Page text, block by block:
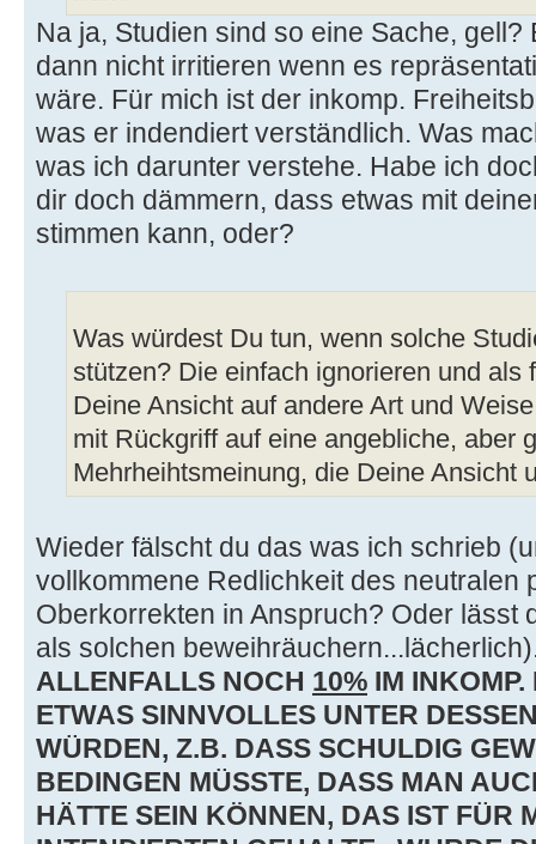
Na ja, Studien sind so eine Sache,
dann nicht irritieren wenn es
wäre. Für mich ist der inkomp.
was er indendiert verständlich. Was
was ich darunter verstehe. Habe ich
dir doch dämmern, dass etwas mit
stimmen kann, oder?
Was würdest Du tun, wenn solche
stützen? Die einfach ignorieren und als
Deine Ansicht auf andere Art und
mit Rückgriff auf eine angebliche, aber
Mehrheihtsmeinung, die Deine Ansicht
Wieder fälscht du das was ich schrieb
vollkommene Redlichkeit des neutralen
Oberkorrekten in Anspruch? Oder lässt
als solchen
ALLENFALLS NOCH 10% IM
ETWAS SINNVOLLES UNTER
WÜRDEN, Z.B. DASS SCHULDIG
BEDINGEN MÜSSTE, DASS MAN
HÄTTE SEIN KÖNNEN, DAS IST FÜR